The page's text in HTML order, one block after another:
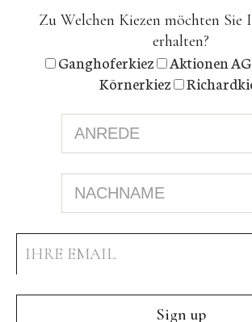
Zu Welchen Kiezen möchten Sie
erhalten?
Ganghoferkiez
Aktionen
Körnerkiez